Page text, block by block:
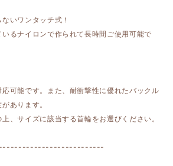
いワンタッチ式！
るナイロンで作られて長時間ご使用可能で
可能です。また、耐衝撃性に優れたバックル
あります。
、サイズに該当する首輪をお選びください。